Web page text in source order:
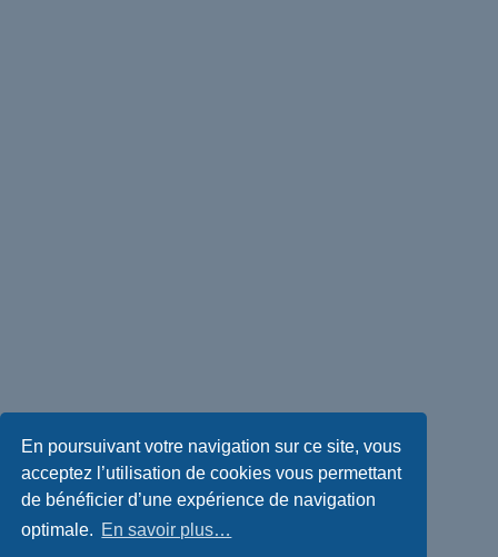
En poursuivant votre navigation sur ce site, vous
acceptez l’utilisation de cookies vous permettant
de bénéficier d’une expérience de navigation
optimale. En savoir plus…